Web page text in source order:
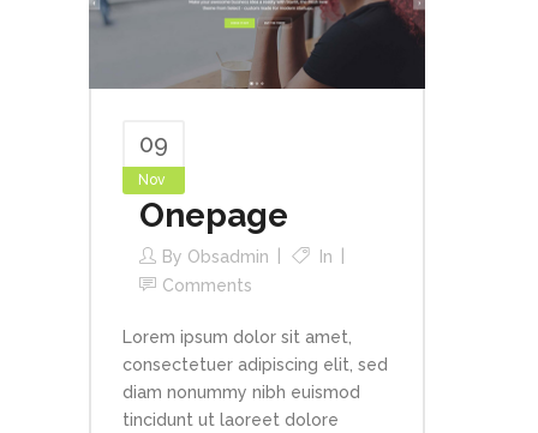
09
Nov
Onepage
By Obsadmin
In
Comments
Lorem ipsum dolor sit amet,
consectetuer adipiscing elit, sed
diam nonummy nibh euismod
tincidunt ut laoreet dolore